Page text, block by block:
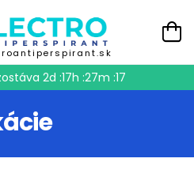
2d :17h :27m :17